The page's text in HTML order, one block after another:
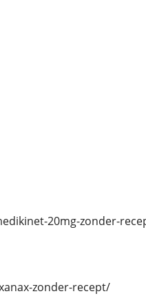
20mg-zonder-
zonder-recept/